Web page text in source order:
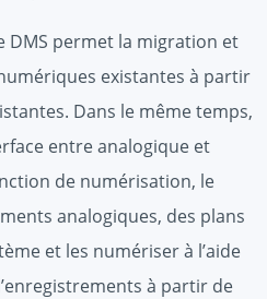
DMS permet la migration et
existantes à partir
Dans le même temps,
entre analogique et
de numérisation, le
analogiques, des plans
et les numériser à l’aide
à partir de